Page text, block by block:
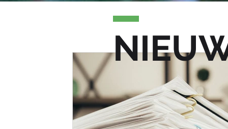
Gebruikelijk loon
Arbeidsongeschiktheid Stage
Auto van de zaak premies